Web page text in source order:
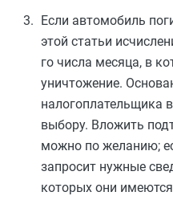
Если автомобиль
этой статьи
го числа месяца, в
уничтожение.
налогоплательщика
выбору. Вложить
можно по желанию;
запросит нужные
которых они